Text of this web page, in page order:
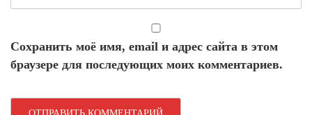
Сохранить моё имя, email и адрес сайта в этом
браузере для последующих моих комментариев.